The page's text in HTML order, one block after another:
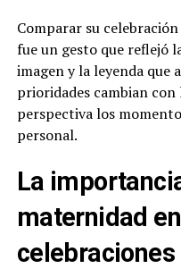
Comparar su
fue un gesto que reflejó
imagen y la leyenda que
prioridades cambian
perspectiva los
personal.
La
maternidad